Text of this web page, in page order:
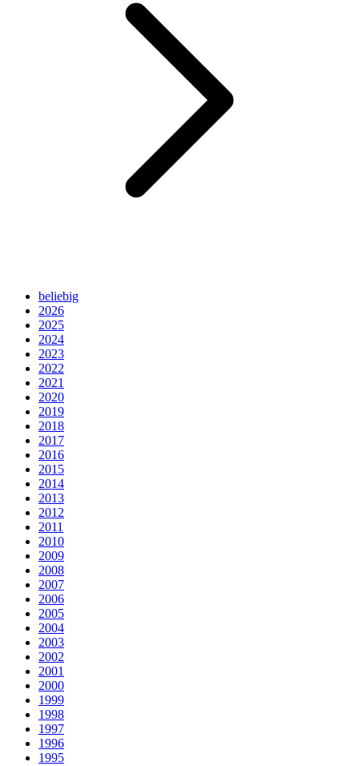
beliebig
2026
2025
2024
2023
2022
2021
2020
2019
2018
2017
2016
2015
2014
2013
2012
2011
2010
2009
2008
2007
2006
2005
2004
2003
2002
2001
2000
1999
1998
1997
1996
1995